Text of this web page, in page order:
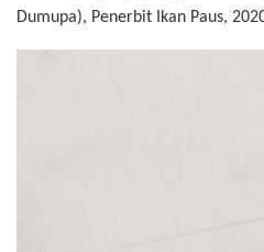
Dumupa), Penerbit Ikan Paus,